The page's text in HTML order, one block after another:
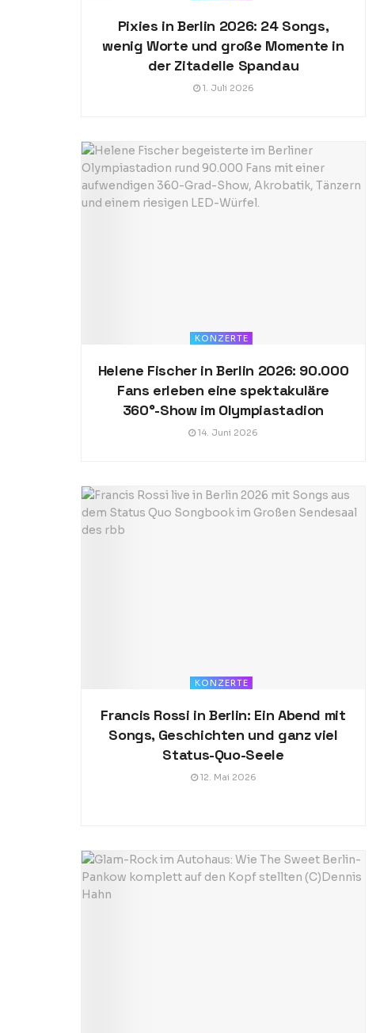
Pixies in Berlin 2026: 24 Songs,
wenig Worte und große Momente in
der Zitadelle Spandau
1. Juli 2026
KONZERTE
Helene Fischer in Berlin 2026: 90.000
Fans erleben eine spektakuläre
360°-Show im Olympiastadion
14. Juni 2026
KONZERTE
Francis Rossi in Berlin: Ein Abend mit
Songs, Geschichten und ganz viel
Status-Quo-Seele
12. Mai 2026